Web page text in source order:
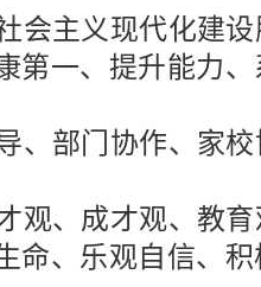
会主义现代化建
第一、提升能力
、部门协作、家
观、成才观、教
命、乐观自信、